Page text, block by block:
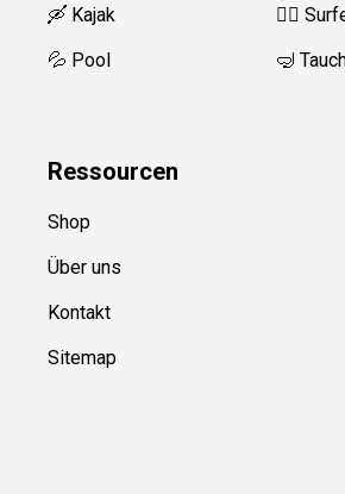
🛶 Kajak
💦 Pool
🏄‍♂️
🤿
Ressourcen
Shop
Über uns
Kontakt
Sitemap